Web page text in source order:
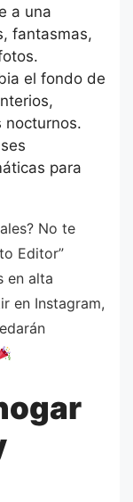
a una
fantasmas,
el fondo de
nocturnos.
para
No te
Editor”
en alta
en Instagram,